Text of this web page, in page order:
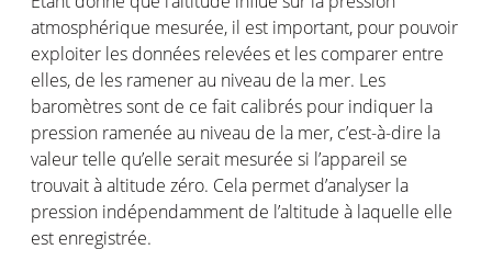
atmosphérique mesurée, il est important, pour pouvoir
exploiter les données relevées et les comparer entre
elles, de les ramener au niveau de la mer. Les
baromètres sont de ce fait calibrés pour indiquer la
pression ramenée au niveau de la mer, c’est-à-dire la
valeur telle qu’elle serait mesurée si l’appareil se
trouvait à altitude zéro. Cela permet d’analyser la
pression indépendamment de l’altitude à laquelle elle
est enregistrée.